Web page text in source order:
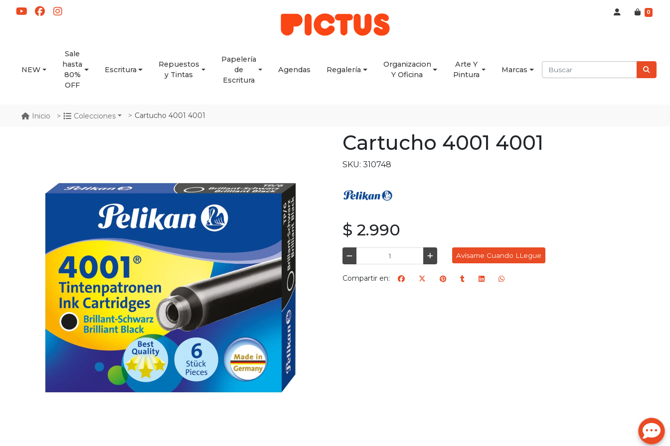
0
NEW
Sale
hasta
80%
OFF
Escritura
Repuestos
y Tintas
Papelería
de
Escritura
Agendas Regalería
Organizacion
Y Oficina
Arte Y
Pintura
Marcas
Inicio Colecciones Cartucho 4001 4001
Cartucho 4001 4001
SKU: 310748
$ 2.990
Avísame Cuando LLegue
Compartir en: